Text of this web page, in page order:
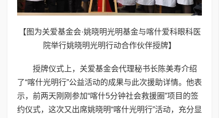
【图为关爱基金会·姚晓明光明基金与喀什爱科眼科医
院举行姚晓明光明行动合作伙伴授牌】
授牌仪式上，关爱基金会代理秘书长陈美寿介绍
了“喀什光明行”公益活动的成果与此次援助详情。他表
示，前两天刚刚参加“喀什5分钟社会救援圈”项目的签
约仪式，这次又出席姚晓明“喀什光明行”活动，充分显